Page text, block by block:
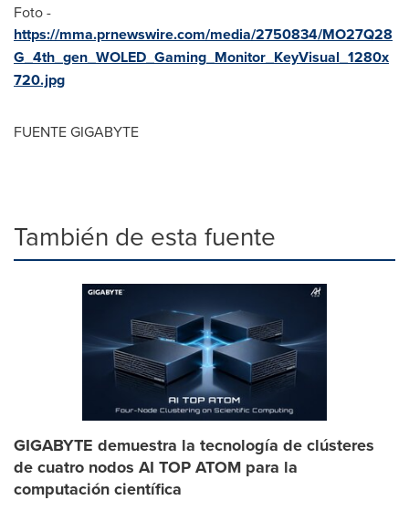
Foto -
https://mma.prnewswire.com/media/2750834/MO27Q28
G_4th_gen_WOLED_Gaming_Monitor_KeyVisual_1280x
720.jpg
FUENTE GIGABYTE
También de esta fuente
GIGABYTE demuestra la tecnología de clústeres
de cuatro nodos AI TOP ATOM para la
computación científica